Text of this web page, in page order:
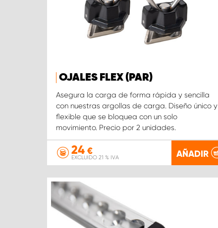
OJALES FLEX (PAR)
Asegura la carga de forma rápida y sencilla
con nuestras argollas de carga. Diseño único y
flexible que se bloquea con un solo
movimiento. Precio por 2 unidades.
24 €
EXCLUIDO 21 % IVA AÑADIR